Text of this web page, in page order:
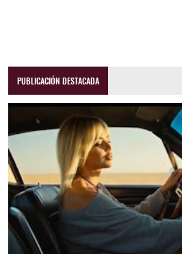
PUBLICACIÓN DESTACADA